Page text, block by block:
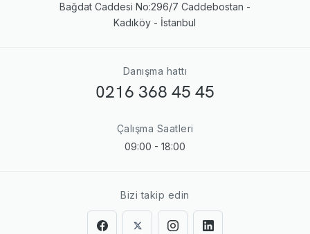
Bağdat Caddesi No:296/7 Caddebostan -
Kadıköy - İstanbul
Danışma hattı
0216 368 45 45
Çalışma Saatleri
09:00 - 18:00
Bizi takip edin